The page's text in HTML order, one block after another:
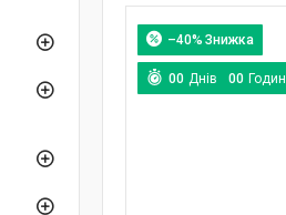
–40%
00 Днів 00 Годин